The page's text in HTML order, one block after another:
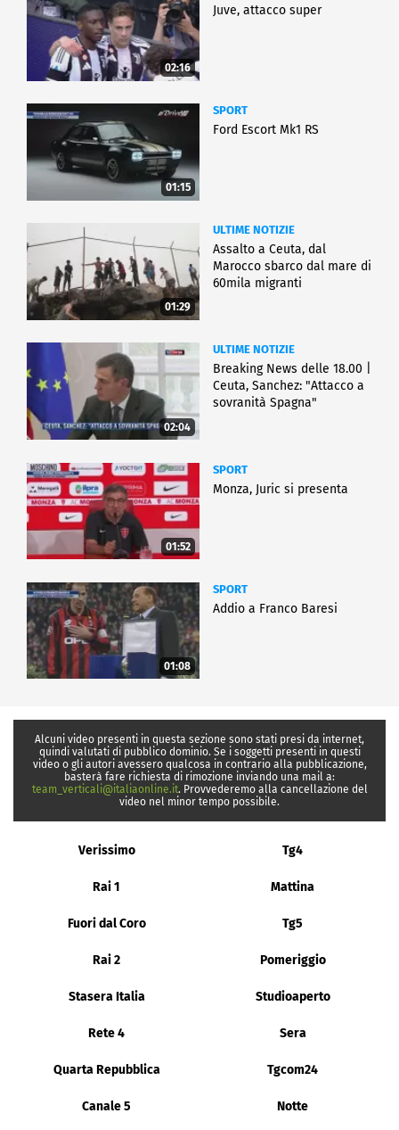
02:16
Juve, attacco super
01:15
SPORT
Ford Escort Mk1 RS
01:29
ULTIME NOTIZIE
Assalto a Ceuta, dal
Marocco sbarco dal mare di
60mila migranti
02:04
ULTIME NOTIZIE
Breaking News delle 18.00 |
Ceuta, Sanchez: "Attacco a
sovranità Spagna"
01:52
SPORT
Monza, Juric si presenta
01:08
SPORT
Addio a Franco Baresi
Alcuni video presenti in questa sezione sono stati presi da internet,
quindi valutati di pubblico dominio. Se i soggetti presenti in questi
video o gli autori avessero qualcosa in contrario alla pubblicazione,
basterà fare richiesta di rimozione inviando una mail a:
team_verticali@italiaonline.it. Provvederemo alla cancellazione del
video nel minor tempo possibile.
Verissimo Tg4
Rai 1 Mattina
Fuori dal Coro Tg5
Rai 2 Pomeriggio
Stasera Italia Studioaperto
Rete 4 Sera
Quarta Repubblica Tgcom24
Canale 5 Notte